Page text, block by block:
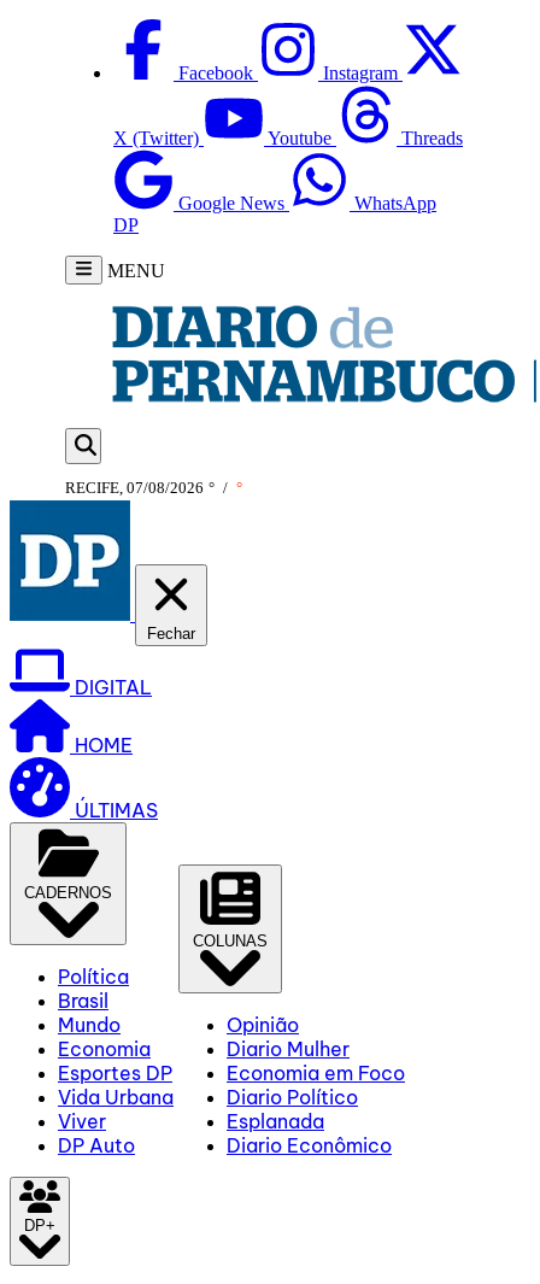
Facebook Instagram
X (Twitter) Youtube Threads
Google News
WhatsApp
DP
MENU
RECIFE, 07/08/2026 ° / °
Fechar
DIGITAL
HOME
ÚLTIMAS
CADERNOS
Política
Brasil
Mundo
Economia
Esportes DP
Vida Urbana
Viver
DP Auto
COLUNAS
Opinião
Diario Mulher
Economia em Foco
Diario Político
Esplanada
Diario Econômico
DP+